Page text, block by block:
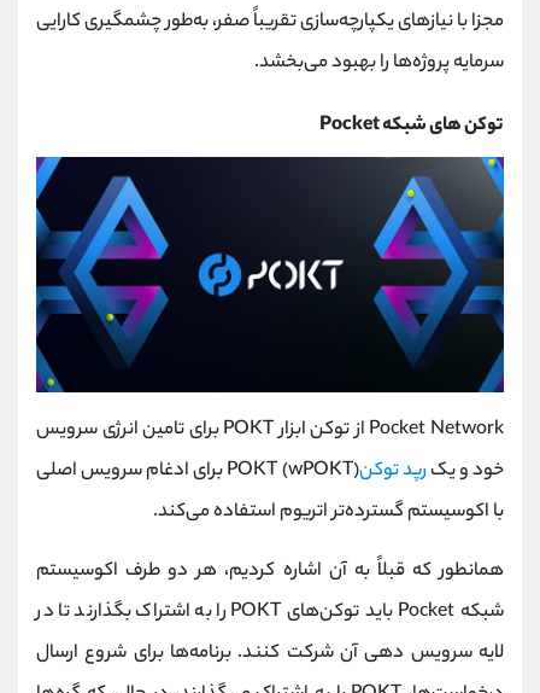
مجزا با نیازهای یکپارچه‌سازی تقریباً صفر، به‌طور چشمگیری کارایی
سرمایه پروژه‌ها را بهبود می‌بخشد.
توکن های شبکه Pocket
Pocket Network از توکن ابزار POKT برای تامین انرژی سرویس
خود و یک رپد توکن
POKT (wPOKT) برای ادغام سرویس اصلی
با اکوسیستم گسترده‌تر اتریوم استفاده می‌کند.
همانطور که قبلاً به آن اشاره کردیم، هر دو طرف اکوسیستم
شبکه Pocket باید توکن‌های POKT را به اشتراک بگذارند تا در
لایه سرویس دهی آن شرکت کنند. برنامه‌ها برای شروع ارسال